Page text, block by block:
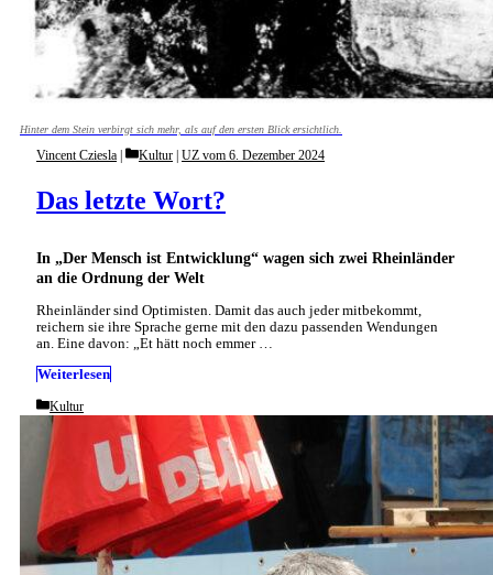
Hinter dem Stein verbirgt sich mehr, als auf den ersten Blick ersichtlich.
In „Der Mensch ist Entwicklung“ wagen sich zwei Rheinländer
an die Ordnung der Welt
Das letzte Wort?
Vincent Cziesla Categories
Kultur UZ vom 6. Dezember 2024
Rheinländer sind Optimisten. Damit das auch jeder mitbekommt,
reichern sie ihre Sprache gerne mit den dazu passenden Wendungen
an. Eine davon: „Et hätt noch emmer …
Weiterlesen
Categories
Kultur